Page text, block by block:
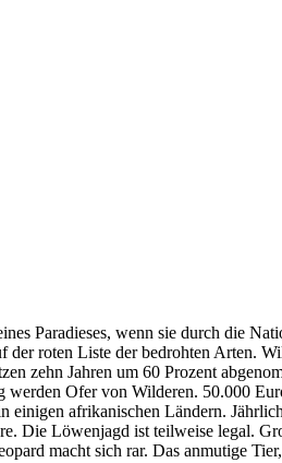
Paradieses, wenn sie durch die
roten Liste der bedrohten Arten.
zehn Jahren um 60 Prozent
Ofer von Wilderen. 50.000
afrikanischen Ländern.
Die Löwenjagd ist teilweise legal.
macht sich rar. Das anmutige